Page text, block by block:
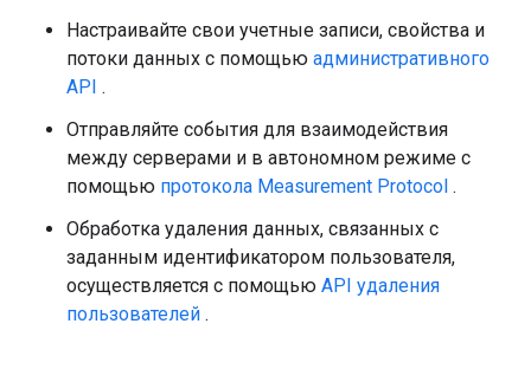
Настраивайте свои учетные записи, свойства и
потоки данных с помощью административного
API .
Отправляйте события для взаимодействия
между серверами и в автономном режиме с
помощью протокола Measurement Protocol .
Обработка удаления данных, связанных с
заданным идентификатором пользователя,
осуществляется с помощью API удаления
пользователей .